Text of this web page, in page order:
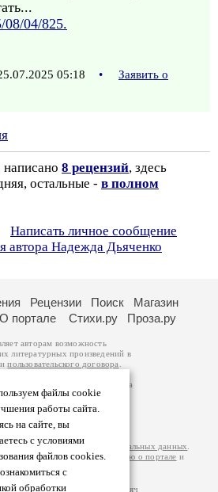
08/04/825.
05:18 •
Заявить о
написано 8 рецензий, здесь
остальные - в полном
Написать личное сообщение
автора Надежда Дьяченко
файлы cookie
работы сайта.
на сайте, вы
с условиями
файлов cookies.
с
обработки
Рецензии Поиск
Магазин
О портале Стихи.ру Проза.ру
авторам возможность
литературных произведений в
пользовательского договора
принадлежат авторам
произведений возможна
к которому вы можете
странице. Ответственность за
несут самостоятельно на
изаконодательства
Политики обработки персональных данных
более подробнуюинформацию о портале и
Проза.ру – порядка 100 тысяч